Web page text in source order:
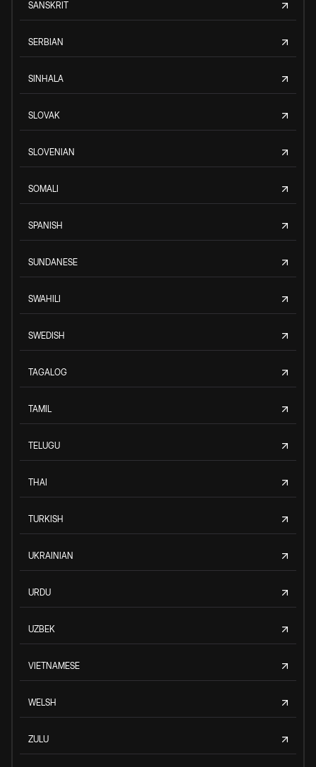
SANSKRIT
SERBIAN
SINHALA
SLOVAK
SLOVENIAN
SOMALI
SPANISH
SUNDANESE
SWAHILI
SWEDISH
TAGALOG
TAMIL
TELUGU
THAI
TURKISH
UKRAINIAN
URDU
UZBEK
VIETNAMESE
WELSH
ZULU